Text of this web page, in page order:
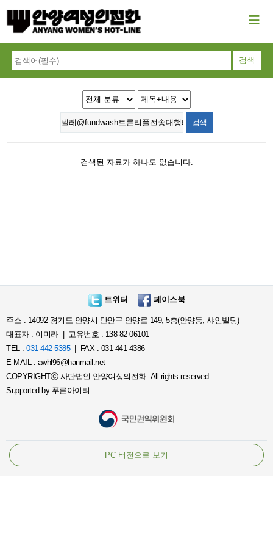
검색된 자료가 하나도 없습니다.
트위터 페이스북
주소 : 14092 경기도 안양시 만안구 안양로 149, 5층(안양동, 샤인빌딩)
대표자 : 이미라 | 고유번호 : 138-82-06101
TEL : 031-442-5385| FAX : 031-441-4386
E-MAIL : awhl96@hanmail.net
COPYRIGHTⓒ 사단법인 안양여성의전화. All rights reserved.
Supported by 푸른아이티
PC 버전으로 보기